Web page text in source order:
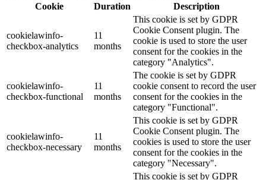
Cookie
Duration Description
cookielawinfo-
checkbox-analytics
11
months
This cookie is set by GDPR
Cookie Consent plugin. The
cookie is used to store the user
consent for the cookies in the
category "Analytics".
cookielawinfo-
checkbox-functional
11
months
The cookie is set by GDPR
cookie consent to record the user
consent for the cookies in the
category "Functional".
cookielawinfo-
checkbox-necessary
11
months
This cookie is set by GDPR
Cookie Consent plugin. The
cookies is used to store the user
consent for the cookies in the
category "Necessary".
This cookie is set by GDPR